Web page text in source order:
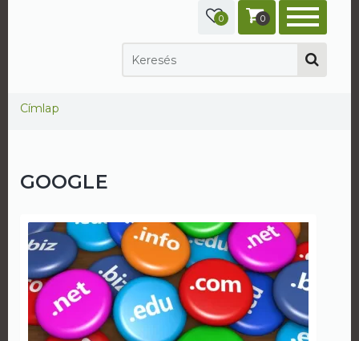
0 0
Jelenlegi hely
Címlap
GOOGLE